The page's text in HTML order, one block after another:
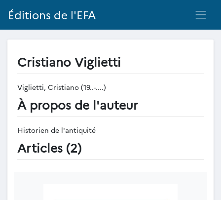
Éditions de l'EFA
Cristiano Viglietti
Viglietti, Cristiano (19..-....)
À propos de l'auteur
Historien de l'antiquité
Articles (2)